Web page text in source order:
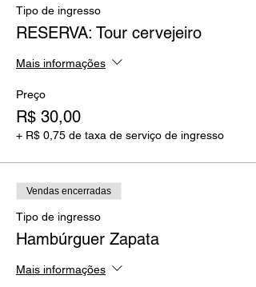
Tipo de ingresso
RESERVA: Tour cervejeiro
Mais informações
Preço
R$ 30,00
+ R$ 0,75 de taxa de serviço de ingresso
Vendas encerradas
Tipo de ingresso
Hambúrguer Zapata
Mais informações